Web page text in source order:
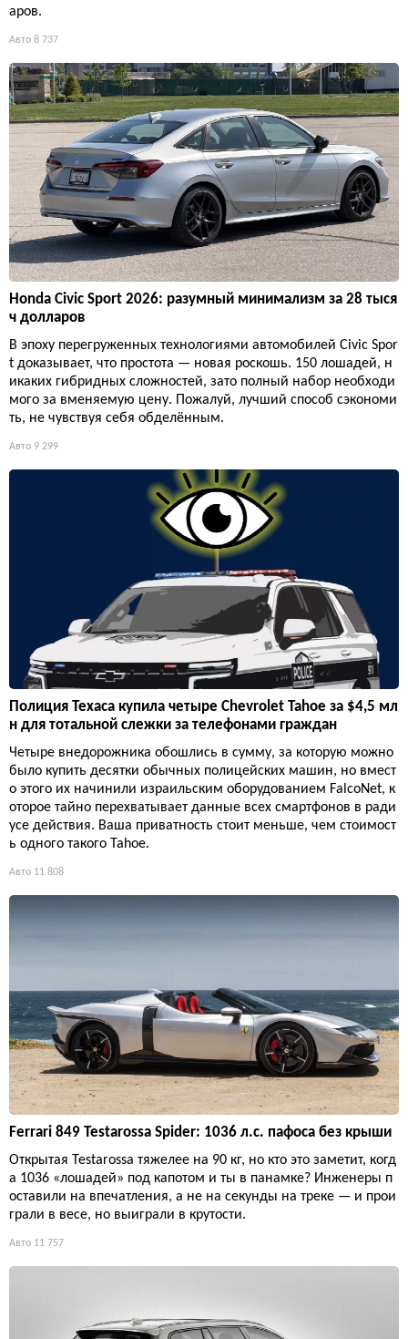
аров.
Авто 8 737
Honda Civic Sport 2026: разумный минимализм за 28 тыся
ч долларов
В эпоху перегруженных технологиями автомобилей Civic Spor
t доказывает, что простота — новая роскошь. 150 лошадей, н
икаких гибридных сложностей, зато полный набор необходи
мого за вменяемую цену. Пожалуй, лучший способ сэкономи
ть, не чувствуя себя обделённым.
Авто 9 299
Полиция Техаса купила четыре Chevrolet Tahoe за $4,5 мл
н для тотальной слежки за телефонами граждан
Четыре внедорожника обошлись в сумму, за которую можно
было купить десятки обычных полицейских машин, но вмест
о этого их начинили израильским оборудованием FalcoNet, к
оторое тайно перехватывает данные всех смартфонов в ради
усе действия. Ваша приватность стоит меньше, чем стоимост
ь одного такого Tahoe.
Авто 11 808
Ferrari 849 Testarossa Spider: 1036 л.с. пафоса без крыши
Открытая Testarossa тяжелее на 90 кг, но кто это заметит, когд
а 1036 «лошадей» под капотом и ты в панамке? Инженеры п
оставили на впечатления, а не на секунды на треке — и прои
грали в весе, но выиграли в крутости.
Авто 11 757